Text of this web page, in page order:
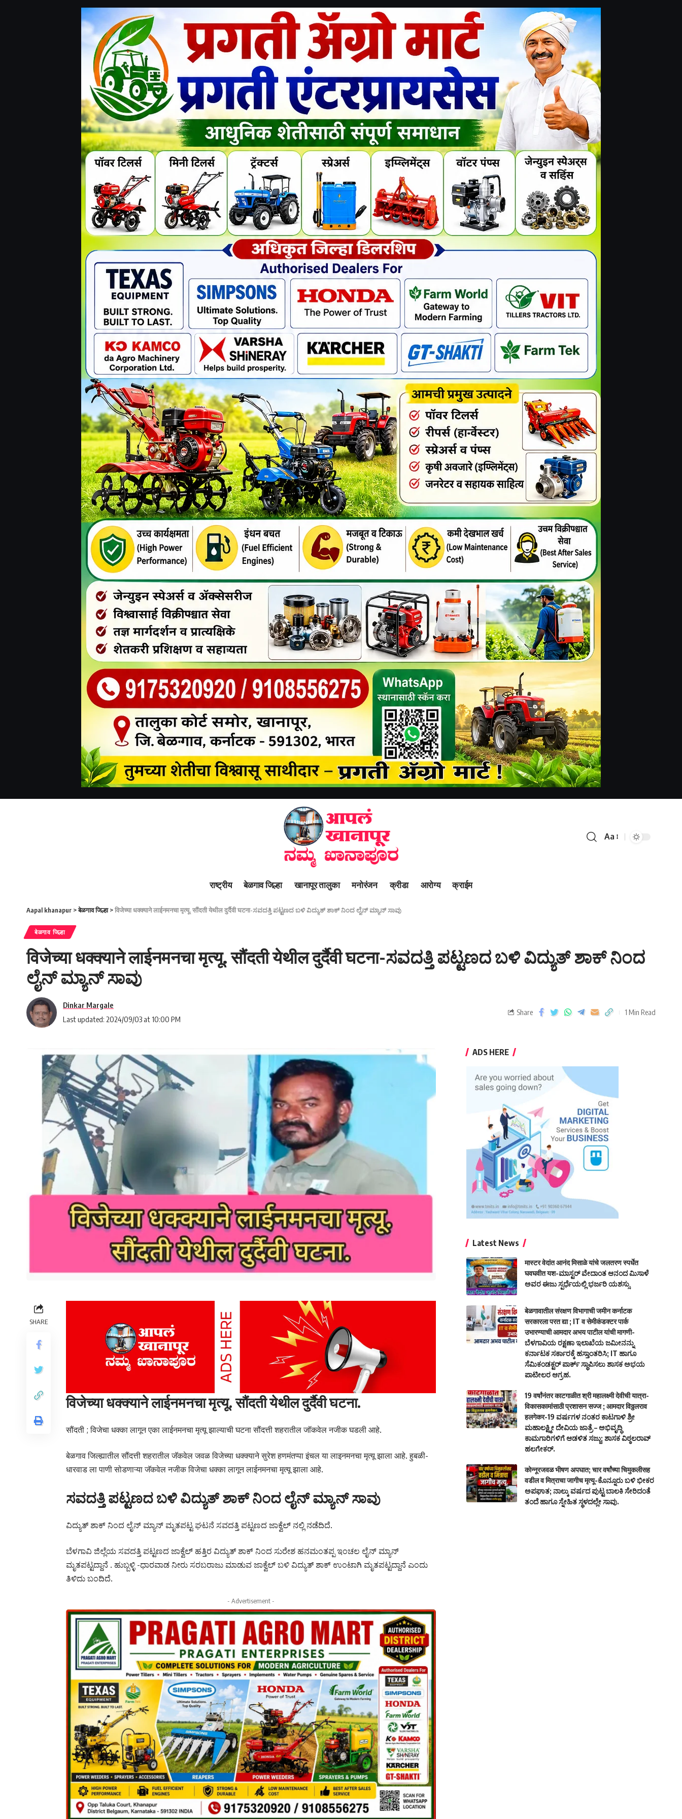
Aa
राष्ट्रीय बेळगाव जिल्हा खानापूर तालुका मनोरंजन क्रीडा आरोग्य क्राईम
Aapal khanapur >बेळगाव जिल्हा>विजेच्या धक्क्याने लाईनमनचा मृत्यू. सौंदती येथील दुर्दैवी घटना-ಸವದತ್ತಿ ಪಟ್ಟಣದ ಬಳಿ ವಿದ್ಯುತ್ ಶಾಕ್ ನಿಂದ ಲೈನ್ ಮ್ಯಾನ್ ಸಾವು
बेळगाव जिल्हा
विजेच्या धक्क्याने लाईनमनचा मृत्यू. सौंदती येथील दुर्दैवी घटना-ಸವದತ್ತಿ ಪಟ್ಟಣದ ಬಳಿ ವಿದ್ಯುತ್ ಶಾಕ್ ನಿಂದ
ಲೈನ್ ಮ್ಯಾನ್ ಸಾವು
Last updated: 2024/09/03 at 10:00 PM
Dinkar Margale
Share 1 Min Read
SHARE
विजेच्या धक्क्याने लाईनमनचा मृत्यू. सौंदती येथील दुर्दैवी घटना.
सौंदती ; विजेचा धक्का लागून एका लाईनमनचा मृत्यू झाल्याची घटना सौंदत्ती शहरातील जॉकवेल नजीक घडली आहे.
बेळगाव जिल्ह्यातील सौंदत्ती शहरातील जॅकवेल‌ जवळ विजेच्या धक्क्याने सुरेश हणमंतप्पा इंचल या लाइनमनचा मृत्यू झाला आहे. हुबळी-
धारवाड ला पाणी सोडणाऱ्या जॅकवेल‌ नजीक विजेचा धक्का लागून लाईनमनचा मृत्यू झाला आहे.
ಸವದತ್ತಿ ಪಟ್ಟಣದ ಬಳಿ ವಿದ್ಯುತ್ ಶಾಕ್ ನಿಂದ ಲೈನ್ ಮ್ಯಾನ್ ಸಾವು
ವಿದ್ಯುತ್ ಶಾಕ್ ನಿಂದ ಲೈನ್ ಮ್ಯಾನ್ ಮೃತಪಟ್ಟ ಘಟನೆ ಸವದತ್ತಿ ಪಟ್ಟಣದ ಜಾಕ್ವೆಲ್ ನಲ್ಲಿ ನಡೆದಿದೆ.
ಬೆಳಗಾವಿ ಜಿಲ್ಲೆಯ ಸವದತ್ತಿ ಪಟ್ಟಣದ ಜಾಕ್ವೆಲ್‌ ಹತ್ತಿರ ವಿದ್ಯುತ್‌ ಶಾಕ್ ನಿಂದ ಸುರೇಶ ಹನಮಂತಪ್ಪ ಇಂಚಲ ಲೈನ್ ಮ್ಯಾನ್
ಮೃತಪಟ್ಟದ್ದಾನೆ . ಹುಬ್ಬಳ್ಳಿ -ಧಾರವಾಡ ನೀರು ಸರಬರಾಜು ಮಾಡುವ ಜಾಕ್ವೆಲ್ ಬಳಿ ವಿದ್ಯುತ್ ಶಾಕ್ ಉಂಟಾಗಿ ಮೃತಪಟ್ಟದ್ದಾನೆ ಎಂದು
ತಿಳಿದು ಬಂದಿದೆ.
- Advertisement -
ADS HERE
Latest News
मास्टर वेदांत आनंद मिसाळे यांचे जलतरण स्पर्धेत
घवघवीत यश-ಮಾಸ್ಟರ್ ವೇದಾಂತ ಆನಂದ ಮಿಸಾಳೆ
ಅವರ ಈಜು ಸ್ಪರ್ಧೆಯಲ್ಲಿ ಭರ್ಜರಿ ಯಶಸ್ಸು
बेळगावातील संरक्षण विभागाची जमीन कर्नाटक
सरकारला परत द्या ; IT व सेमीकंडक्टर पार्क
उभारण्याची आमदार अभय पाटील यांची मागणी-
ಬೆಳಗಾವಿಯ ರಕ್ಷಣಾ ಇಲಾಖೆಯ ಜಮೀನನ್ನು
ಕರ್ನಾಟಕ ಸರ್ಕಾರಕ್ಕೆ ಹಸ್ತಾಂತರಿಸಿ; IT ಹಾಗೂ
ಸೆಮಿಕಂಡಕ್ಟರ್ ಪಾರ್ಕ್ ಸ್ಥಾಪಿಸಲು ಶಾಸಕ ಅಭಯ
ಪಾಟೀಲರ ಆಗ್ರಹ.
19 वर्षांनंतर काटगाळीत श्री महालक्ष्मी देवीची यात्रा-
विकासकामांसाठी प्रशासन सज्ज ; आमदार विठ्ठलराव
हलगेकर-19 ವರ್ಷಗಳ ನಂತರ ಕಾಟಗಾಳಿ ಶ್ರೀ
ಮಹಾಲಕ್ಷ್ಮೀ ದೇವಿಯ ಜಾತ್ರೆ – ಅಭಿವೃದ್ಧಿ
ಕಾಮಗಾರಿಗಳಿಗೆ ಆಡಳಿತ ಸಜ್ಜು; ಶಾಸಕ ವಿಠ್ಠಲರಾವ್
ಹಲಗೇಕರ್.
कोन्नूरजवळ भीषण अपघात; चार वर्षांच्या चिमुकलीसह
वडील व मित्राचा जागीच मृत्यू-ಕೊನ್ನೂರು ಬಳಿ ಭೀಕರ
ಅಪಘಾತ; ನಾಲ್ಕು ವರ್ಷದ ಪುಟ್ಟ ಬಾಲಕಿ ಸೇರಿದಂತೆ
ತಂದೆ ಹಾಗೂ ಸ್ನೇಹಿತ ಸ್ಥಳದಲ್ಲೇ ಸಾವು.